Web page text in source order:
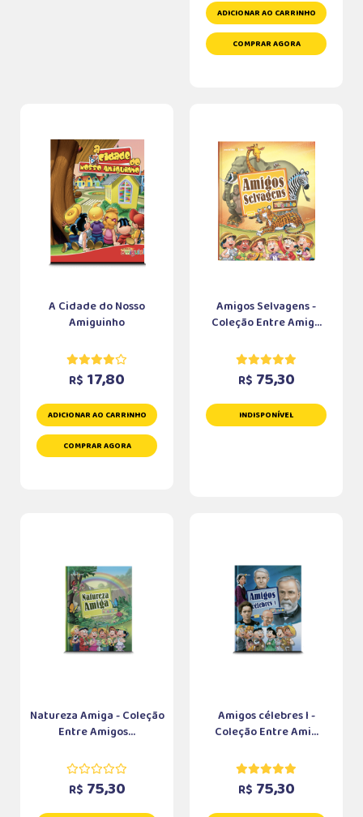
ADICIONAR AO CARRINHO
COMPRAR AGORA
A Cidade do Nosso
Amiguinho
R$ 17,80
ADICIONAR AO CARRINHO
COMPRAR AGORA
Amigos Selvagens -
Coleção Entre Amig...
R$ 75,30
INDISPONÍVEL
Natureza Amiga - Coleção
Entre Amigos...
R$ 75,30
Amigos célebres I -
Coleção Entre Ami...
R$ 75,30